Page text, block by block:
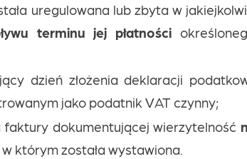
uregulowana lub zbyta w
terminu jej płatności
dzień złożenia deklaracji
jako podatnik VAT czynny;
dokumentującej wierzytelność
którym została wystawiona.